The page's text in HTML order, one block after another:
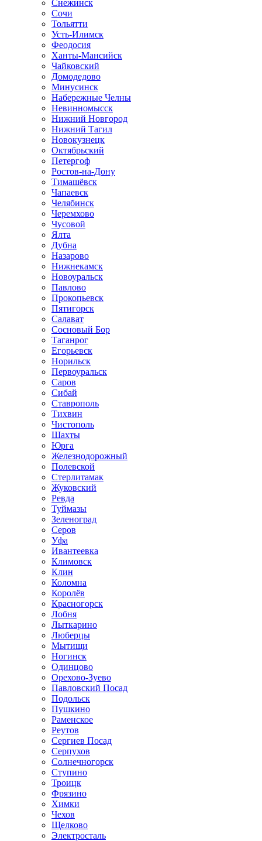
Снежинск
Сочи
Тольятти
Усть-Илимск
Феодосия
Ханты-Мансийск
Чайковский
Домодедово
Минусинск
Набережные Челны
Невинномысск
Нижний Новгород
Нижний Тагил
Новокузнецк
Октябрьский
Петергоф
Ростов-на-Дону
Тимашёвск
Чапаевск
Челябинск
Черемхово
Чусовой
Ялта
Дубна
Назарово
Нижнекамск
Новоуральск
Павлово
Прокопьевск
Пятигорск
Салават
Сосновый Бор
Таганрог
Егорьевск
Норильск
Первоуральск
Саров
Сибай
Ставрополь
Тихвин
Чистополь
Шахты
Юрга
Железнодорожный
Полевской
Стерлитамак
Жуковский
Ревда
Туймазы
Зеленоград
Серов
Уфа
Ивантеевка
Климовск
Клин
Коломна
Королёв
Красногорск
Лобня
Лыткарино
Люберцы
Мытищи
Ногинск
Одинцово
Орехово-Зуево
Павловский Посад
Подольск
Пушкино
Раменское
Реутов
Сергиев Посад
Серпухов
Солнечногорск
Ступино
Троицк
Фрязино
Химки
Чехов
Щелково
Электросталь